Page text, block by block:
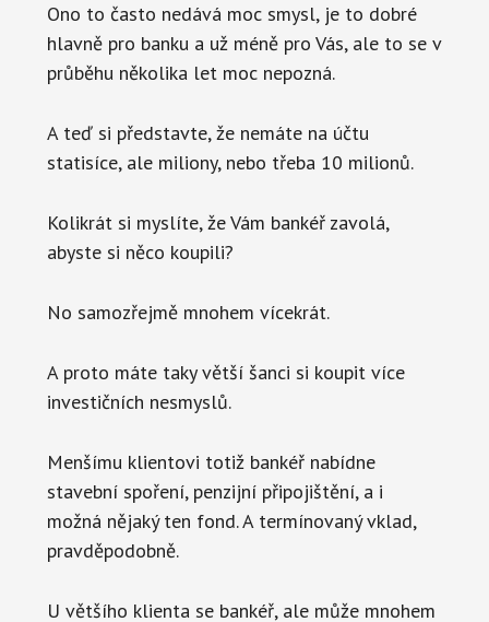
Ono to často nedává moc smysl, je to dobré
hlavně pro banku a už méně pro Vás, ale to se v
průběhu několika let moc nepozná.
A teď si představte, že nemáte na účtu
statisíce, ale miliony, nebo třeba 10 milionů.
Kolikrát si myslíte, že Vám bankéř zavolá,
abyste si něco koupili?
No samozřejmě mnohem vícekrát.
A proto máte taky větší šanci si koupit více
investičních nesmyslů.
Menšímu klientovi totiž bankéř nabídne
stavební spoření, penzijní připojištění, a i
možná nějaký ten fond. A termínovaný vklad,
pravděpodobně.
U většího klienta se bankéř, ale může mnohem